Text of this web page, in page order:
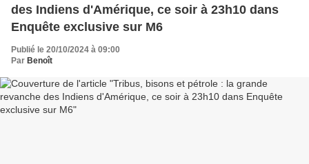
des Indiens d'Amérique, ce soir à 23h10 dans
Enquête exclusive sur M6
Publié le 20/10/2024 à 09:00
Par Benoît